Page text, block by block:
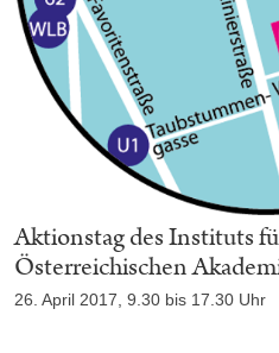
Aktionstag des Instituts
Österreichischen
26. April 2017, 9.30 bis 17.30 Uhr